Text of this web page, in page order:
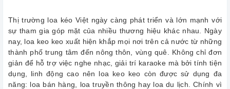
Thị trường loa kéo Việt ngày càng phát triển và lớn mạnh với
sự tham gia góp mặt của nhiều thương hiệu khác nhau. Ngày
nay, loa keo keo xuất hiện khắp mọi nơi trên cả nước từ những
thành phố trung tâm đến nông thôn, vùng quê. Không chỉ đơn
giản để hỗ trợ việc nghe nhạc, giải trí karaoke mà bởi tính tiện
dụng, linh động cao nên loa keo keo còn được sử dụng đa
năng: loa bán hàng, loa truyền thông hay loa du lịch. Chính vì